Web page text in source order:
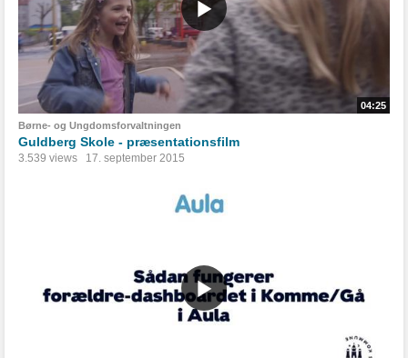
04:25
Børne- og Ungdomsforvaltningen
Guldberg Skole - præsentationsfilm
3.539 views 17. september 2015